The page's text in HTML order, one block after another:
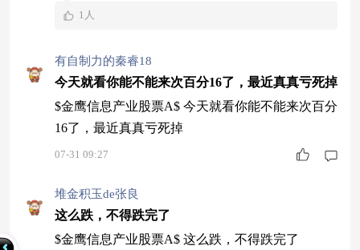
1人
有自制力的秦睿18
今天就看你能不能来次百分16了，最近真真亏死掉
$金鹰信息产业股票A$ 今天就看你能不能来次百分
16了，最近真真亏死掉
07-31 09:27
堆金积玉de张良
这么跌，不得跌完了
$金鹰信息产业股票A$ 这么跌，不得跌完了